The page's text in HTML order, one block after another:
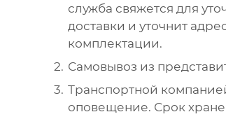
служба свяжется для
доставки и уточнит
комплектации.
Самовывоз из
Транспортной
оповещение. Срок